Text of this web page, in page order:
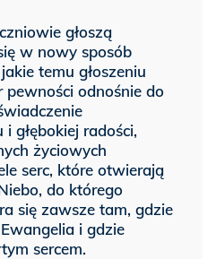
głoszą
w nowy sposób
temu głoszeniu
odnośnie do
głębokiej radości,
życiowych
serc, które otwierają
do którego
się zawsze tam, gdzie
i gdzie
sercem.